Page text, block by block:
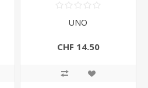
UNO
CHF 14.50